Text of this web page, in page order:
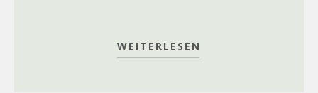
WEITERLESEN